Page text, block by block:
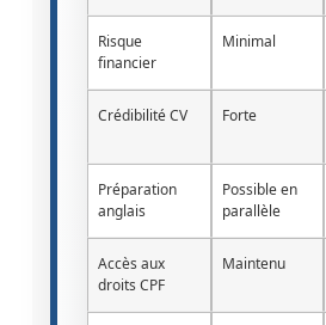
Risque
financier
Minimal
Crédibilité CV Forte
Préparation
anglais
Possible en
parallèle
Accès aux
droits CPF
Maintenu